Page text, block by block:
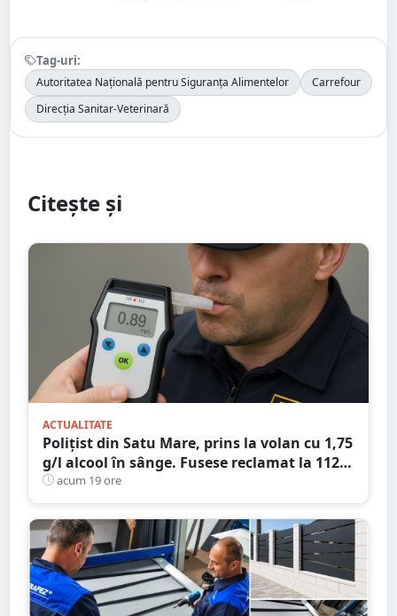
Tag-uri:
Autoritatea Națională pentru Siguranța Alimentelor
Carrefour
Direcția Sanitar-Veterinară
Citește și
ACTUALITATE
Polițist din Satu Mare, prins la volan cu 1,75
g/l alcool în sânge. Fusese reclamat la 112
că circula pe contrasens
acum 19 ore